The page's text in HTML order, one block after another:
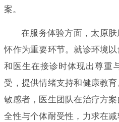
案。
在服务体验方面，太原
怀作为重要环节。就诊环境
和医生在接诊时体现出尊重
受，提供情绪支持和健康教
敏感者，医生团队在治疗方
全性与个体耐受性，力求在